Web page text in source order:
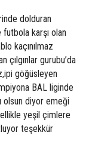
dolduran
karşı olan
kaçınılmaz
çılgınlar gurubu’da
göğüsleyen
BAL liginde
olsun diyor emeği
yeşil çimlere
teşekkür